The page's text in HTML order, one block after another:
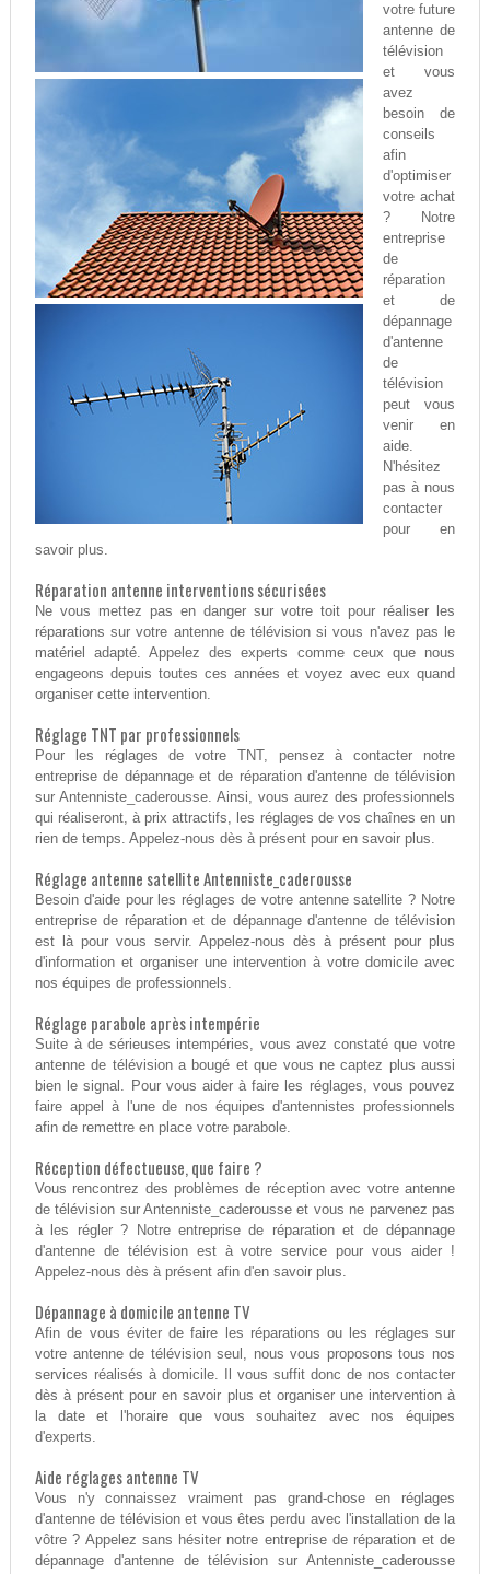
votre future
antenne de
télévision
et vous
avez
besoin de
conseils
afin
d'optimiser
votre achat
? Notre
entreprise
de
réparation
et de
dépannage
d'antenne
de
télévision
peut vous
venir en
aide.
N'hésitez
pas à nous
contacter
pour en
savoir plus.
Réparation antenne interventions sécurisées
Ne vous mettez pas en danger sur votre toit pour réaliser les
réparations sur votre antenne de télévision si vous n'avez pas le
matériel adapté. Appelez des experts comme ceux que nous
engageons depuis toutes ces années et voyez avec eux quand
organiser cette intervention.
Réglage TNT par professionnels
Pour les réglages de votre TNT, pensez à contacter notre
entreprise de dépannage et de réparation d'antenne de télévision
sur Antenniste_caderousse. Ainsi, vous aurez des professionnels
qui réaliseront, à prix attractifs, les réglages de vos chaînes en un
rien de temps. Appelez-nous dès à présent pour en savoir plus.
Réglage antenne satellite Antenniste_caderousse
Besoin d'aide pour les réglages de votre antenne satellite ? Notre
entreprise de réparation et de dépannage d'antenne de télévision
est là pour vous servir. Appelez-nous dès à présent pour plus
d'information et organiser une intervention à votre domicile avec
nos équipes de professionnels.
Réglage parabole après intempérie
Suite à de sérieuses intempéries, vous avez constaté que votre
antenne de télévision a bougé et que vous ne captez plus aussi
bien le signal. Pour vous aider à faire les réglages, vous pouvez
faire appel à l'une de nos équipes d'antennistes professionnels
afin de remettre en place votre parabole.
Réception défectueuse, que faire ?
Vous rencontrez des problèmes de réception avec votre antenne
de télévision sur Antenniste_caderousse et vous ne parvenez pas
à les régler ? Notre entreprise de réparation et de dépannage
d'antenne de télévision est à votre service pour vous aider !
Appelez-nous dès à présent afin d'en savoir plus.
Dépannage à domicile antenne TV
Afin de vous éviter de faire les réparations ou les réglages sur
votre antenne de télévision seul, nous vous proposons tous nos
services réalisés à domicile. Il vous suffit donc de nos contacter
dès à présent pour en savoir plus et organiser une intervention à
la date et l'horaire que vous souhaitez avec nos équipes
d'experts.
Aide réglages antenne TV
Vous n'y connaissez vraiment pas grand-chose en réglages
d'antenne de télévision et vous êtes perdu avec l'installation de la
vôtre ? Appelez sans hésiter notre entreprise de réparation et de
dépannage d'antenne de télévision sur Antenniste_caderousse